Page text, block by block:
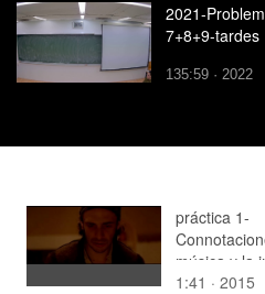
2021-
7+8+9-tardes
135:59 · 2022
práctica 1-
música y la
1:41 · 2015